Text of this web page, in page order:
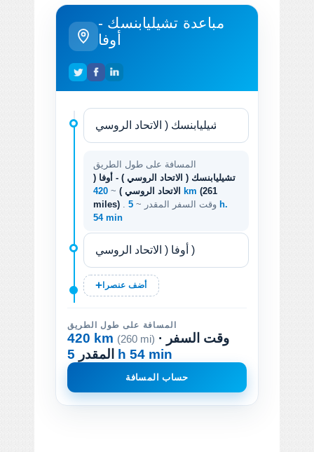
مباعدة تشيليابنسك -
أوفا
المسافة على طول الطريق
تشيليابنسك ( الاتحاد الروسي ) - أوفا (
الاتحاد الروسي ) ~ 420 km (261
miles)
. وقت السفر المقدر ~ 5 h.
54 min
أضف عنصرا
المسافة على طول الطريق
420 km (260 mi) · وقت السفر
المقدر 5 h 54 min
حساب المسافة